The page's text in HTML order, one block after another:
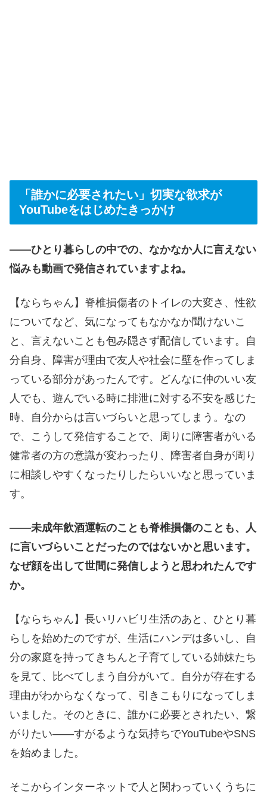
「誰かに必要されたい」切実な欲求が
YouTubeをはじめたきっかけ
――ひとり暮らしの中での、なかなか人に言えない
悩みも動画で発信されていますよね。
【ならちゃん】脊椎損傷者のトイレの大変さ、性欲
についてなど、気になってもなかなか聞けないこ
と、言えないことも包み隠さず配信しています。自
分自身、障害が理由で友人や社会に壁を作ってしま
っている部分があったんです。どんなに仲のいい友
人でも、遊んでいる時に排泄に対する不安を感じた
時、自分からは言いづらいと思ってしまう。なの
で、こうして発信することで、周りに障害者がいる
健常者の方の意識が変わったり、障害者自身が周り
に相談しやすくなったりしたらいいなと思っていま
す。
――未成年飲酒運転のことも脊椎損傷のことも、人
に言いづらいことだったのではないかと思います。
なぜ顔を出して世間に発信しようと思われたんです
か。
【ならちゃん】長いリハビリ生活のあと、ひとり暮
らしを始めたのですが、生活にハンデは多いし、自
分の家庭を持ってきちんと子育てしている姉妹たち
を見て、比べてしまう自分がいて。自分が存在する
理由がわからなくなって、引きこもりになってしま
いました。そのときに、誰かに必要とされたい、繋
がりたい――すがるような気持ちでYouTubeやSNS
を始めました。
そこからインターネットで人と関わっていくうちに